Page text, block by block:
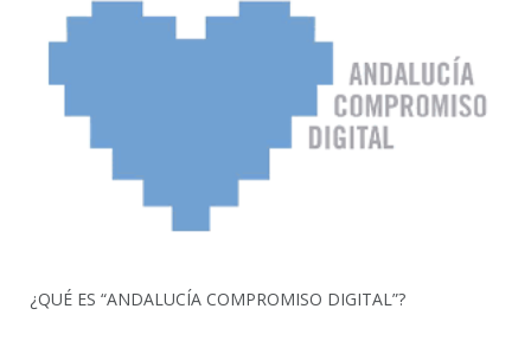
¿QUÉ ES “ANDALUCÍA COMPROMISO DIGITAL”?